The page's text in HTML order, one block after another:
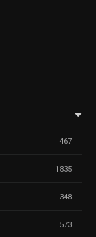
467
1835
348
573